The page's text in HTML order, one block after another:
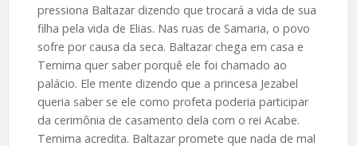
pressiona Baltazar dizendo que trocará a vida de sua
filha pela vida de Elias. Nas ruas de Samaria, o povo
sofre por causa da seca. Baltazar chega em casa e
Temima quer saber porquê ele foi chamado ao
palácio. Ele mente dizendo que a princesa Jezabel
queria saber se ele como profeta poderia participar
da cerimônia de casamento dela com o rei Acabe.
Temima acredita. Baltazar promete que nada de mal